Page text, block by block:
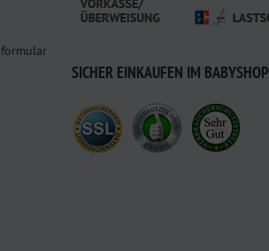
SICHER EINKAUFEN IM BABYSHOP